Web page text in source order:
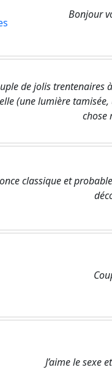
Bonjour
de jolis trentenaires
(une lumière
chose
classique et
J’aime le sexe